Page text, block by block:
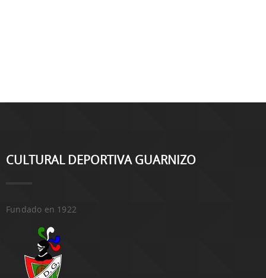
CULTURAL DEPORTIVA GUARNIZO
Fundado en 1922